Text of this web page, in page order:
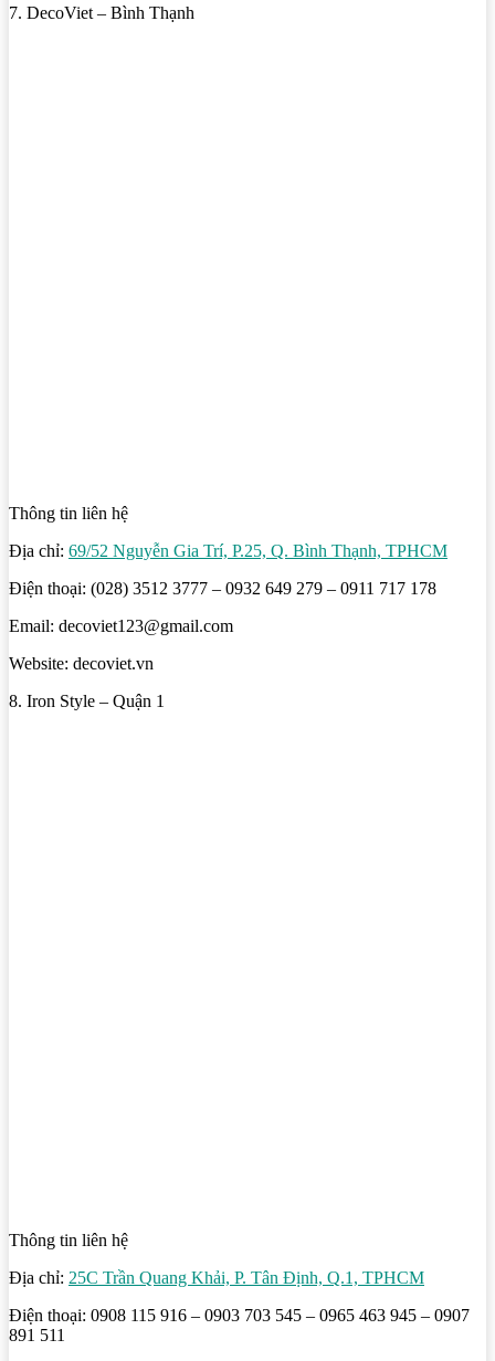
7. DecoViet – Bình Thạnh
Thông tin liên hệ
Địa chỉ: 69/52 Nguyễn Gia Trí, P.25, Q. Bình Thạnh, TPHCM
Điện thoại: (028) 3512 3777 – 0932 649 279 – 0911 717 178
Email: decoviet123@gmail.com
Website: decoviet.vn
8. Iron Style – Quận 1
Thông tin liên hệ
Địa chỉ: 25C Trần Quang Khải, P. Tân Định, Q.1, TPHCM
Điện thoại: 0908 115 916 – 0903 703 545 – 0965 463 945 – 0907
891 511